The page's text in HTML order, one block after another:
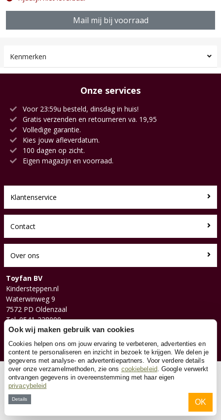
Mail mij bij voorraad
Kenmerken
Onze services
Voor 23:59u besteld, dinsdag in huis!
Gratis verzenden en retourneren va. 19,95
Volledige garantie.
Kies jouw afleverdatum.
100 dagen op zicht.
Eigen magazijn en voorraad.
Klantenservice
Contact
Over ons
Toyfan BV
Kindersteppen.nl
Waterwinweg 9
7572 PD Oldenzaal
Tel. 0541-228000
Facebook
Instagram
© 2026 Toyfan BV
Ook wij maken gebruik van cookies
Cookies helpen ons om jouw ervaring te verbeteren, advertenties en
content te personaliseren en inzicht in bezoek te krijgen. We delen je
gegevens met analyse- en advertentiepartners. Voor verdere details
over onze verzamelmethoden, zie ons cookiebeleid. Google verwerkt
ontvangen gegevens in overeenstemming met haar eigen
privacybeleid
Details OK